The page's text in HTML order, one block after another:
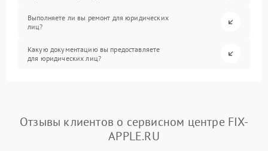
Выполняете ли вы ремонт для юридических
лиц?
Какую документацию вы предоставляете
для юридических лиц?
Отзывы клиентов о сервисном центре FIX-
APPLE.RU